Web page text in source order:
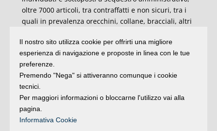
oltre 7000 articoli, tra contraffatti e non sicuri, tra i
quali in prevalenza orecchini, collane, bracciali, altri
marchi illecitamente riprodotti (Chanel, Louis
Vuitton, Gucci, Yves Saint Laurent), t-shirt, “isultati
non conformi alla normativa nazionale ed europea,
perché privi delle informazioni minime finalizzate ad
identificarne le caratteristiche qualitative, il
produttore, nonché l’eventuale presenza di materiali
nocivi per la salute umana e la sicurezza dei
consumatori in genere”.
Il nostro sito utilizza cookie per offrirti una migliore
esperienza di navigazione e proposte in linea con le tue
preferenze.
Premendo "Nega" si attiveranno comunque i cookie
tecnici.
Per maggiori informazioni o bloccarne l'utilizzo vai alla
pagina.
Informativa Cookie